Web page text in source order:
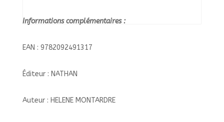
Informations complémentaires :
EAN : 9782092491317
Éditeur : NATHAN
Auteur : HELENE MONTARDRE